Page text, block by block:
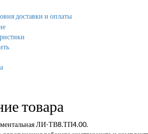
доставки и оплаты
товара
ЛИ-ТВ8.ТП4.00.